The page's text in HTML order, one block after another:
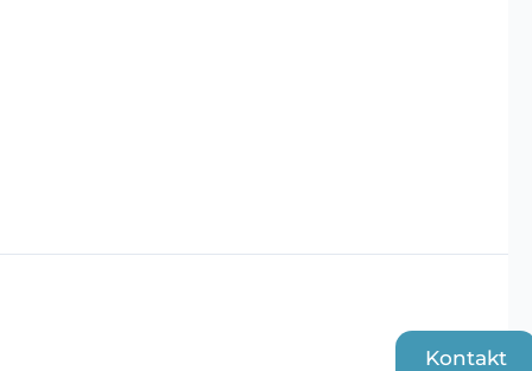
Kontakt